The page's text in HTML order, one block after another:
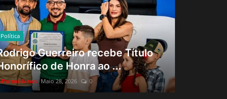
Política
Guerreiro recebe Título
de Honra ao ...
Paraná News Maio 28, 2026 0